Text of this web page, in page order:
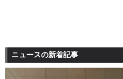
ニュースの新着記事